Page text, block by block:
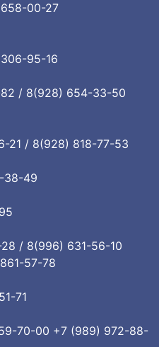
00-27
95-16
/ 8(928) 654-33-50
21 / 8(928) 818-77-53
38-49
/ 8(996) 631-56-10
57-78
71
70-00 +7 (989) 972-88-